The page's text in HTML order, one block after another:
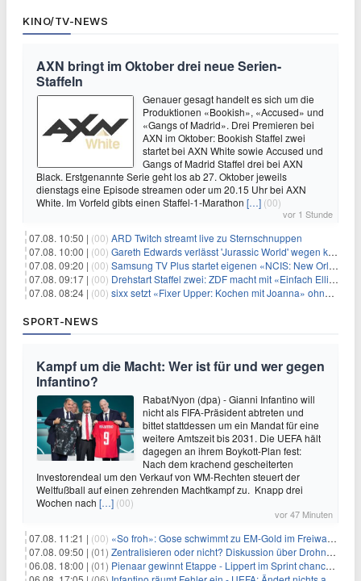
KINO/TV-NEWS
AXN bringt im Oktober drei neue Serien-
Staffeln
Genauer gesagt handelt es sich um die
Produktionen «Bookish», «Accused» und
«Gangs of Madrid». Drei Premieren bei
AXN im Oktober: Bookish Staffel zwei
startet bei AXN White sowie Accused und
Gangs of Madrid Staffel drei bei AXN
Black. Erstgenannte Serie geht los ab 27. Oktober jeweils
dienstags eine Episode streamen oder um 20.15 Uhr bei AXN
White. Im Vorfeld gibts einen Staffel-1-Marathon […] (00)
vor 1 Stunde
07.08. 10:50 | (00) ARD Twitch streamt live zu Sternschnuppen
07.08. 10:00 | (00) Gareth Edwards verlässt 'Jurassic World' wegen kreativer Differenzen
07.08. 09:20 | (00) Samsung TV Plus startet eigenen «NCIS: New Orleans»-Sender
07.08. 09:17 | (00) Drehstart Staffel zwei: ZDF macht mit «Einfach Elli» weiter
07.08. 08:24 | (00) sixx setzt «Fixer Upper: Kochen mit Joanna» ohne Pause fort
SPORT-NEWS
Kampf um die Macht: Wer ist für und wer gegen
Infantino?
Rabat/Nyon (dpa) - Gianni Infantino will
nicht als FIFA-Präsident abtreten und
bittet stattdessen um ein Mandat für eine
weitere Amtszeit bis 2031. Die UEFA hält
dagegen an ihrem Boykott-Plan fest:
Nach dem krachend gescheiterten
Investorendeal um den Verkauf von WM-Rechten steuert der
Weltfußball auf einen zehrenden Machtkampf zu. Knapp drei
Wochen nach […] (00)
vor 47 Minuten
07.08. 11:21 | (00) «So froh»: Gose schwimmt zu EM-Gold im Freiwasser
07.08. 09:50 | (01) Zentralisieren oder nicht? Diskussion über Drohnenabwehr
06.08. 18:00 | (01) Pienaar gewinnt Etappe - Lippert im Sprint chancenlos